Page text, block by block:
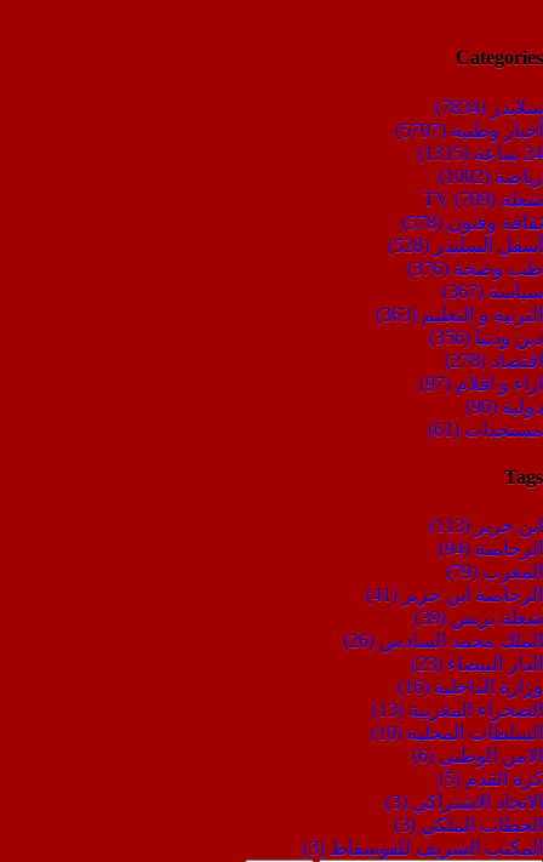
Categories
سلايدر (7834)
أخبار وطنية (5707)
24 ساعة
(1315)
رياضة (1002)
شعلة TV (709)
ثقافة وفنون (578)
أسفل السليدر (528)
طب وصحة (376)
سياسة (367)
التربية و التعليم (363)
دين ودنيا (356)
اقتصاد (278)
اراء و اقلام (97)
دولية (90)
مستجدات (61)
Tags
ابن جرير (113)
الرحامنة (94)
المغرب (79)
الرحامنة ابن جرير (41)
شعلة بريس (39)
الملك محمد السادس (26)
الدار البيضاء (23)
وزارة الداخلية (16)
الصحراء المغربية (13)
السلطات المحلية (10)
الامن الوطني (6)
كرة القدم (5)
الاتحاد الاشتراكي (3)
الخطاب الملكي (3)
المكتب الشريف للفوسفاط (3)